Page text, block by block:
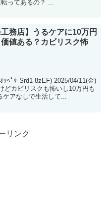
工務店】うるケアに10万円
価値ある？カビリスク怖
8zEF) 2025/04/11(金)
民はうるケアなしで生活して...
リンク